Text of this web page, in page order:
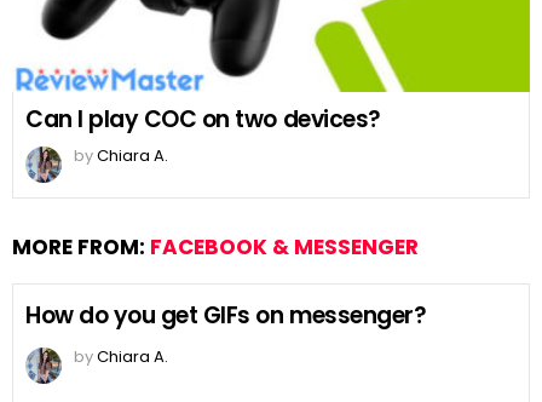
Can I play COC on two devices?
byChiara A.
MORE FROM: FACEBOOK & MESSENGER
How do you get GIFs on messenger?
byChiara A.